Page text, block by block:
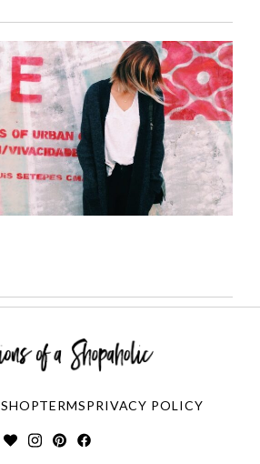
SHOPTERMSPRIVACY POLICY